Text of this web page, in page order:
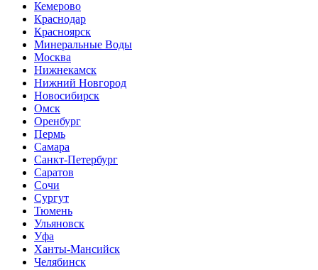
Кемерово
Краснодар
Красноярск
Минеральные Воды
Москва
Нижнекамск
Нижний Новгород
Новосибирск
Омск
Оренбург
Пермь
Самара
Санкт-Петербург
Саратов
Сочи
Сургут
Тюмень
Ульяновск
Уфа
Ханты-Мансийск
Челябинск